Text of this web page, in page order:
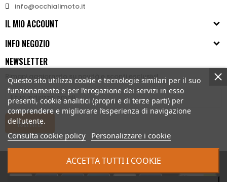
Questo sito utilizza cookie e tecnologie similari per il suo
funzionamento e per l’erogazione dei servizi in esso
presenti, cookie analitici (propri e di terze parti) per
comprendere e migliorare l’esperienza di navigazione
dell’utente.
Consulta cookie policy Personalizzare i cookie
ACCETTA TUTTI I COOKIE
info@occhialimoto.it
IL MIO ACCOUNT
INFO NEGOZIO
NEWSLETTER
Rimani aggiornato su novità e sconti esclusivi!
Iscriviti
© 2026 - Bertoni iWear srl P.IVA: IT03591430123